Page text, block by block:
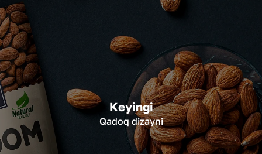
Keyingi
Qadoq dizayni